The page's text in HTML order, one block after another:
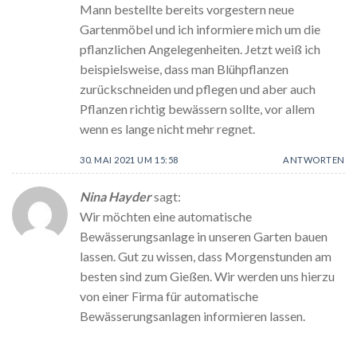
Mann bestellte bereits vorgestern neue
Gartenmöbel und ich informiere mich um die
pflanzlichen Angelegenheiten. Jetzt weiß ich
beispielsweise, dass man Blühpflanzen
zurückschneiden und pflegen und aber auch
Pflanzen richtig bewässern sollte, vor allem
wenn es lange nicht mehr regnet.
30. MAI 2021 UM 15:58 ANTWORTEN
Nina Haydersagt:
Wir möchten eine automatische
Bewässerungsanlage in unseren Garten bauen
lassen. Gut zu wissen, dass Morgenstunden am
besten sind zum Gießen. Wir werden uns hierzu
von einer Firma für automatische
Bewässerungsanlagen informieren lassen.